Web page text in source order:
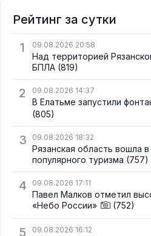
Рейтинг за сутки
1
09.08.2026 20:58
Над территорией
БПЛА (819)
2 09.08.2026 14:37
В Елатьме запустили
(805)
3 09.08.2026 18:32
Рязанская область вошла
популярного туризма (757)
4 09.08.2026 17:11
Павел Малков отметил
«Небо России»
(752)
5 09.08.2026 16:12